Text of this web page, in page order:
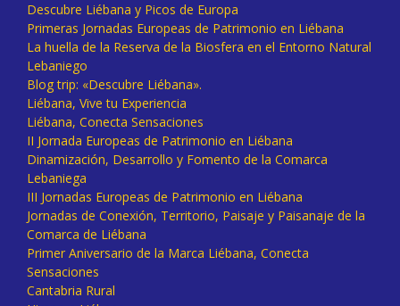
Descubre Liébana y Picos de Europa
Primeras Jornadas Europeas de Patrimonio en Liébana
La huella de la Reserva de la Biosfera en el Entorno Natural
Lebaniego
Blog trip: «Descubre Liébana».
Liébana, Vive tu Experiencia
Liébana, Conecta Sensaciones
II Jornada Europeas de Patrimonio en Liébana
Dinamización, Desarrollo y Fomento de la Comarca
Lebaniega
III Jornadas Europeas de Patrimonio en Liébana
Jornadas de Conexión, Territorio, Paisaje y Paisanaje de la
Comarca de Liébana
Primer Aniversario de la Marca Liébana, Conecta
Sensaciones
Cantabria Rural